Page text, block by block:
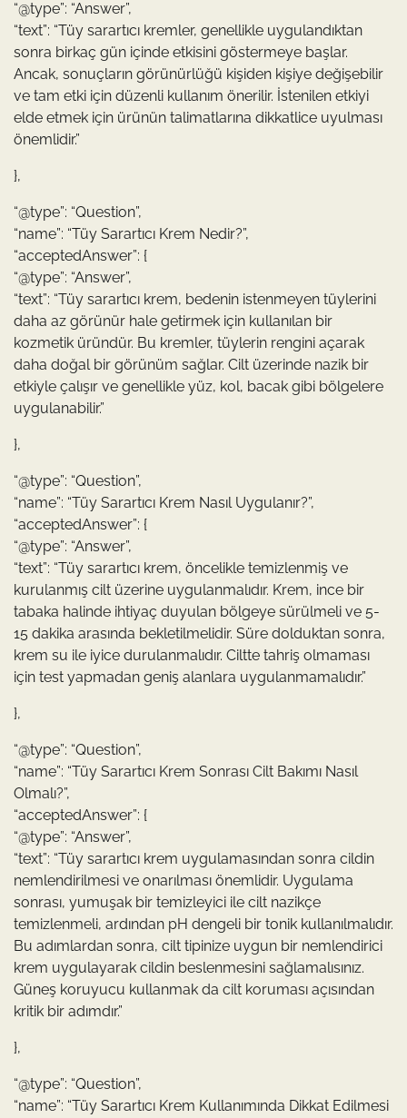
“@type”: “Answer”,
“text”: “Tüy sarartıcı kremler, genellikle uygulandıktan
sonra birkaç gün içinde etkisini göstermeye başlar.
Ancak, sonuçların görünürlüğü kişiden kişiye değişebilir
ve tam etki için düzenli kullanım önerilir. İstenilen etkiyi
elde etmek için ürünün talimatlarına dikkatlice uyulması
önemlidir.”
},
“@type”: “Question”,
“name”: “Tüy Sarartıcı Krem Nedir?”,
“acceptedAnswer”: {
“@type”: “Answer”,
“text”: “Tüy sarartıcı krem, bedenin istenmeyen tüylerini
daha az görünür hale getirmek için kullanılan bir
kozmetik üründür. Bu kremler, tüylerin rengini açarak
daha doğal bir görünüm sağlar. Cilt üzerinde nazik bir
etkiyle çalışır ve genellikle yüz, kol, bacak gibi bölgelere
uygulanabilir.”
},
“@type”: “Question”,
“name”: “Tüy Sarartıcı Krem Nasıl Uygulanır?”,
“acceptedAnswer”: {
“@type”: “Answer”,
“text”: “Tüy sarartıcı krem, öncelikle temizlenmiş ve
kurulanmış cilt üzerine uygulanmalıdır. Krem, ince bir
tabaka halinde ihtiyaç duyulan bölgeye sürülmeli ve 5-
15 dakika arasında bekletilmelidir. Süre dolduktan sonra,
krem su ile iyice durulanmalıdır. Ciltte tahriş olmaması
için test yapmadan geniş alanlara uygulanmamalıdır.”
},
“@type”: “Question”,
“name”: “Tüy Sarartıcı Krem Sonrası Cilt Bakımı Nasıl
Olmalı?”,
“acceptedAnswer”: {
“@type”: “Answer”,
“text”: “Tüy sarartıcı krem uygulamasından sonra cildin
nemlendirilmesi ve onarılması önemlidir. Uygulama
sonrası, yumuşak bir temizleyici ile cilt nazikçe
temizlenmeli, ardından pH dengeli bir tonik kullanılmalıdır.
Bu adımlardan sonra, cilt tipinize uygun bir nemlendirici
krem uygulayarak cildin beslenmesini sağlamalısınız.
Güneş koruyucu kullanmak da cilt koruması açısından
kritik bir adımdır.”
},
“@type”: “Question”,
“name”: “Tüy Sarartıcı Krem Kullanımında Dikkat Edilmesi